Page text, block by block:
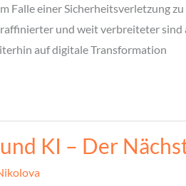
Falle einer Sicherheitsverletzung
und weit verbreiteter sind
auf digitale Transformation
KI – Der